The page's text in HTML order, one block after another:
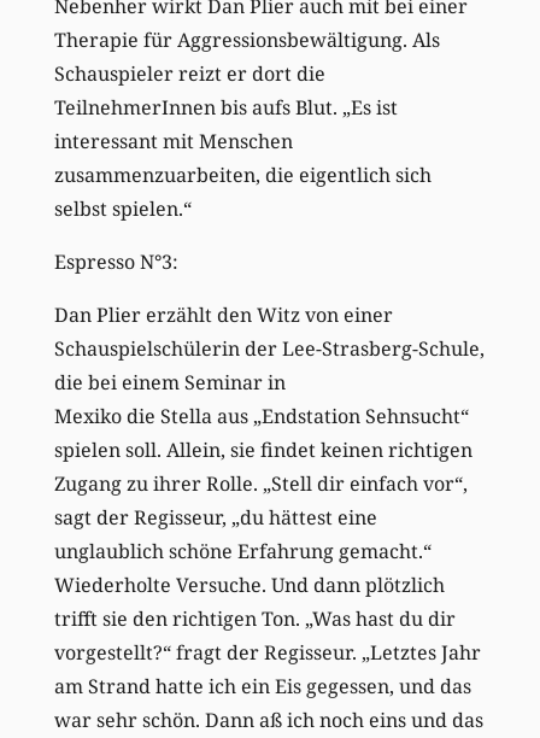
Nebenher wirkt Dan Plier auch mit bei einer
Therapie für Aggressionsbewältigung. Als
Schauspieler reizt er dort die
TeilnehmerInnen bis aufs Blut. „Es ist
interessant mit Menschen
zusammenzuarbeiten, die eigentlich sich
selbst spielen.“
Espresso N°3:
Dan Plier erzählt den Witz von einer
Schauspielschülerin der Lee-Strasberg-Schule,
die bei einem Seminar in
Mexiko die Stella aus „Endstation Sehnsucht“
spielen soll. Allein, sie findet keinen richtigen
Zugang zu ihrer Rolle. „Stell dir einfach vor“,
sagt der Regisseur, „du hättest eine
unglaublich schöne Erfahrung gemacht.“
Wiederholte Versuche. Und dann plötzlich
trifft sie den richtigen Ton. „Was hast du dir
vorgestellt?“ fragt der Regisseur. „Letztes Jahr
am Strand hatte ich ein Eis gegessen, und das
war sehr schön. Dann aß ich noch eins und das